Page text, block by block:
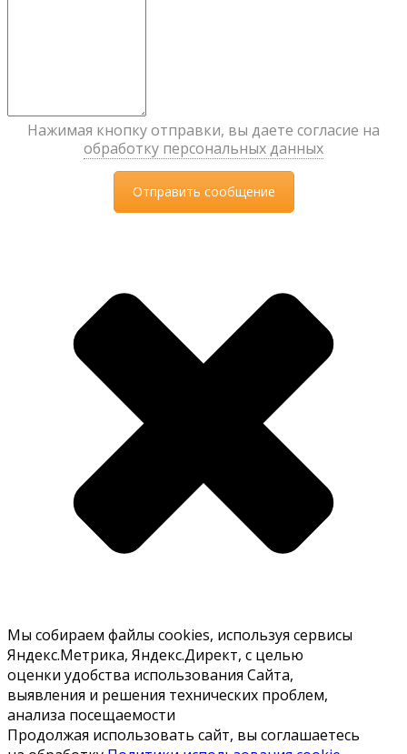
Нажимая кнопку отправки, вы даете согласие на
обработку персональных данных
Мы собираем файлы cookies, используя сервисы
Яндекс.Метрика, Яндекс.Директ, с целью
оценки удобства использования Сайта,
выявления и решения технических проблем,
анализа посещаемости
Продолжая использовать сайт, вы соглашаетесь